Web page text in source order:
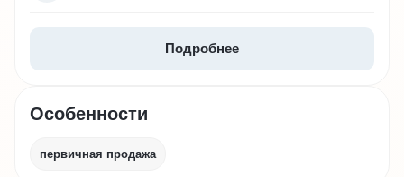
Подробнее
Особенности
первичная продажа